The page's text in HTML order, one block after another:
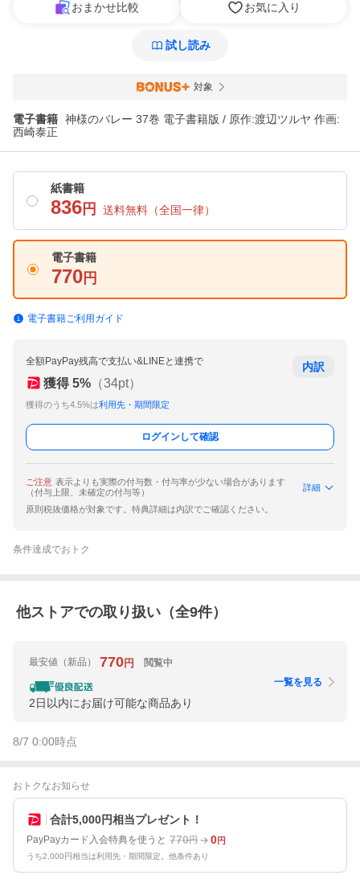
おまかせ比較 お気に入り
試し読み
対象
電子書籍 神様のバレー 37巻 電子書籍版 / 原作:渡辺ツルヤ 作画:
西崎泰正
紙書籍
836 円 送料無料 （全国一律）
電子書籍
770 円
電子書籍ご利用ガイド
全額PayPay残高で支払い&LINEと連携で
獲得 5% （34pt）
獲得のうち4.5%は利用先・期間限定
内訳
ログインして確認
ご注意 表示よりも実際の付与数・付与率が少ない場合があります
（付与上限、未確定の付与等）
詳細
原則税抜価格が対象です。特典詳細は内訳でご確認ください。
条件達成でおトク
他ストアでの取り扱い（全9件）
最安値 （新品） 770円 閲覧中
2日以内にお届け可能な商品あり
一覧を見る
8/7 0:00時点
おトクなお知らせ
合計5,000円相当プレゼント！
PayPayカード入会特典を使うと 770円 0円
うち2,000円相当は利用先・期間限定。他条件あり